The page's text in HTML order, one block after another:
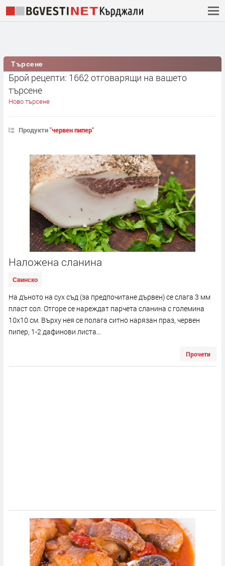
Търсене
Брой рецепти: 1662 отговарящи на вашето
търсене
Ново търсене
Продукти "червен пипер"
Наложена сланина
Свинско
На дъното на сух съд (за предпочитане дървен) се слага 3 мм
пласт сол. Отгоре се нареждат парчета сланина с големина
10х10 см. Върху нея се полага ситно нарязан праз, червен
пипер, 1-2 дафинови листа...
Прочети